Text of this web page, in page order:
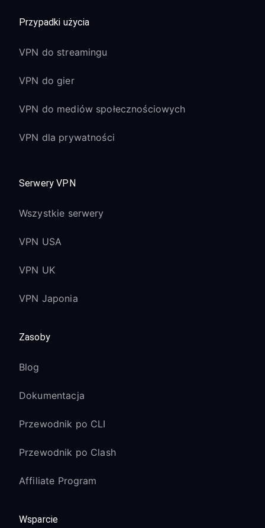
Przypadki użycia
VPN do streamingu
VPN do gier
VPN do mediów społecznościowych
VPN dla prywatności
Serwery VPN
Wszystkie serwery
VPN USA
VPN UK
VPN Japonia
Zasoby
Blog
Dokumentacja
Przewodnik po CLI
Przewodnik po Clash
Affiliate Program
Wsparcie